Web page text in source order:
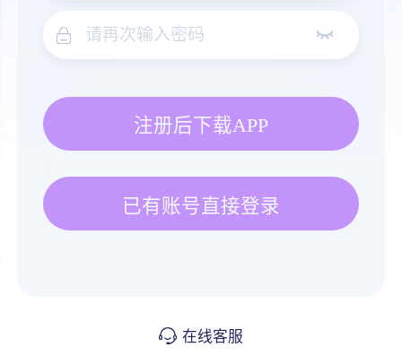
注册后下载APP
已有账号直接登录
在线客服